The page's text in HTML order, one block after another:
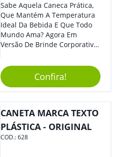
Sabe Aquela Caneca Prática,
Que Mantém A Temperatura
Ideal Da Bebida E Que Todo
Mundo Ama? Agora Em
Versão De Brinde Corporativo
Sua Marca Com Muito Estilo E
Acrescentar Ainda Mais
Praticidade À Eventos E Feiras
De Exposição.
Confira!
CANETA MARCA TEXTO
PLÁSTICA - ORIGINAL
COD.:628